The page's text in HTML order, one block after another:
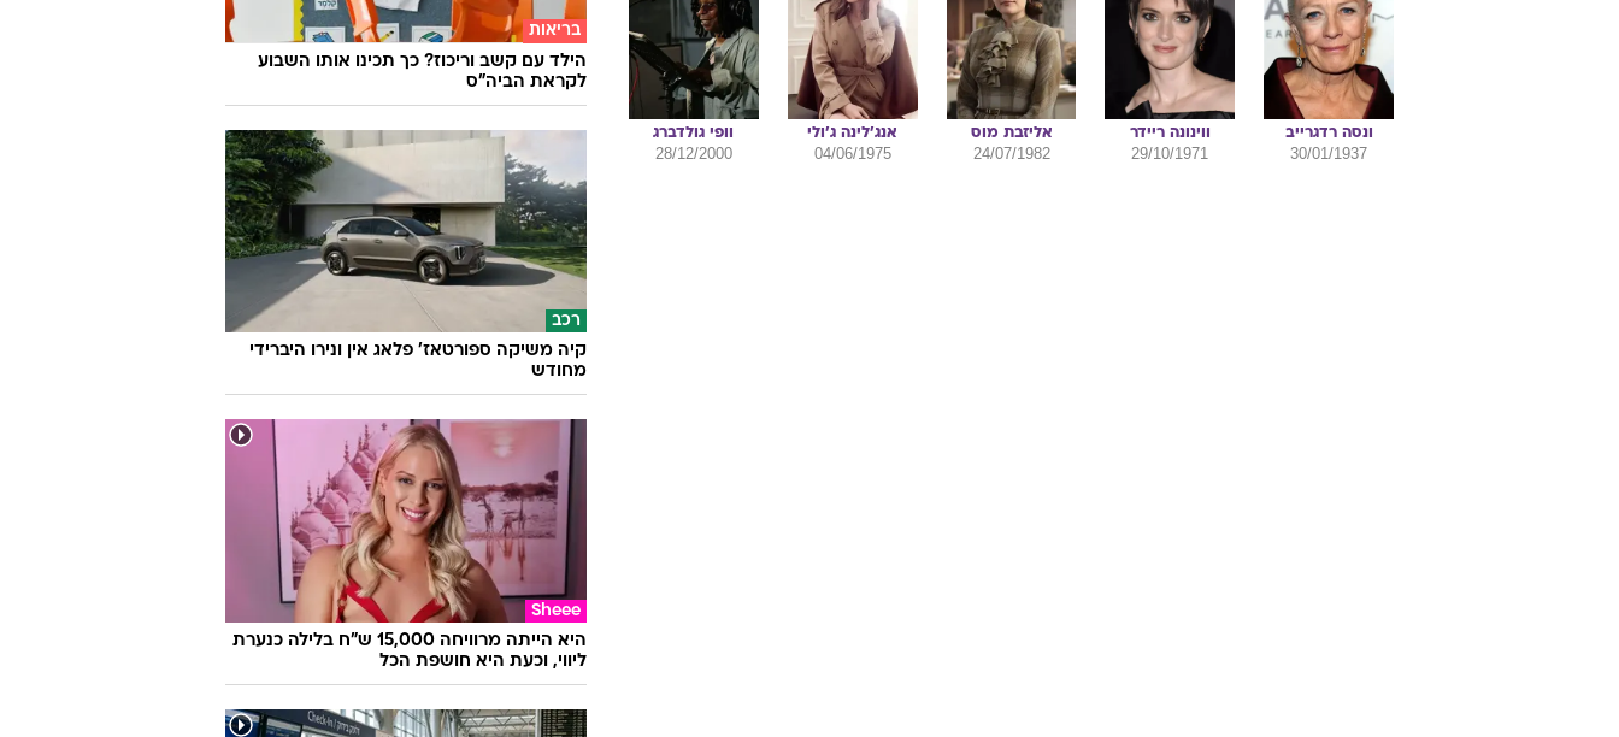
ונסה רדגרייב
30/01/1937
ווינונה ריידר
29/10/1971
אליזבת מוס
24/07/1982
אנג'לינה ג'ולי
04/06/1975
וופי גולדברג
28/12/2000
בריאות
הילד עם קשב וריכוז? כך תכינו אותו השבוע
לקראת הביה"ס
רכב
קיה משיקה ספורטאז' פלאג אין ונירו היברידי
מחודש
Sheee
היא הייתה מרוויחה 15,000 ש"ח בלילה כנערת
ליווי, וכעת היא חושפת הכל